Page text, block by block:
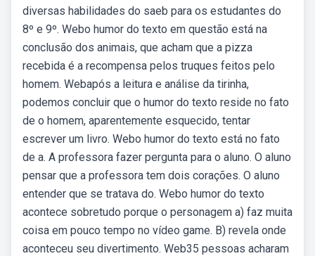
diversas habilidades do saeb para os estudantes do
8º e 9º. Webo humor do texto em questão está na
conclusão dos animais, que acham que a pizza
recebida é a recompensa pelos truques feitos pelo
homem. Webapós a leitura e análise da tirinha,
podemos concluir que o humor do texto reside no fato
de o homem, aparentemente esquecido, tentar
escrever um livro. Webo humor do texto está no fato
de a. A professora fazer pergunta para o aluno. O aluno
pensar que a professora tem dois corações. O aluno
entender que se tratava do. Webo humor do texto
acontece sobretudo porque o personagem a) faz muita
coisa em pouco tempo no vídeo game. B) revela onde
aconteceu seu divertimento. Web35 pessoas acharam